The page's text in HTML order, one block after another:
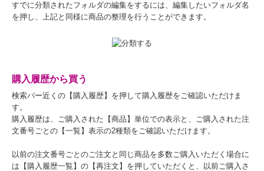
すでに分類されたフォルダの編集をするには、編集したいフォルダ名
を押し、上記と同様に商品の整理を行うことができます。
購入履歴から買う
検索バー近くの【購入履歴】を押して購入履歴をご確認いただけま
す。
購入履歴は、ご購入された【商品】単位での表示と、ご購入された注
文番号ごとの【一覧】表示の2種類をご確認いただけます。
以前の注文番号ごとのご注文と同じ商品を多数ご購入いただく場合に
は【購入履歴一覧】の【再注文】を押していただくと、以前ご購入さ